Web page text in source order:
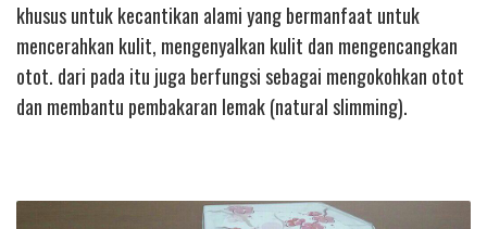
khusus untuk kecantikan alami yang bermanfaat untuk
mencerahkan kulit, mengenyalkan kulit dan mengencangkan
otot. dari pada itu juga berfungsi sebagai mengokohkan otot
dan membantu pembakaran lemak (natural slimming).